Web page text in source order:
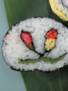
マ
ン
風」
「ス
ズ
ラ
ン」
を
巻
き